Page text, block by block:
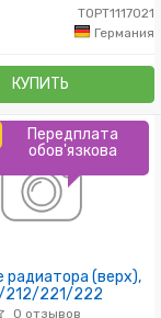
TOPT1117021
Германия
КУПИТЬ
радиатора (верх),
212/221/222
0 отзывов
Передплата
обов'язкова